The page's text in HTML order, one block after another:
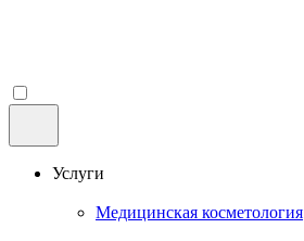
Услуги
Медицинская косметология